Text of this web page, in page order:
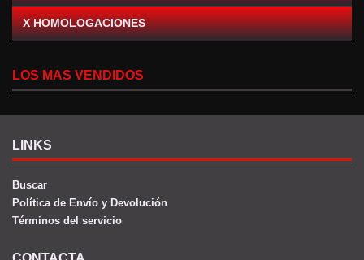
X HOMOLOGACIONES
LOS MAS VENDIDOS
LINKS
Buscar
Política de Envío y Devolución
Términos del servicio